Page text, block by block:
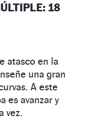
18
atasco en la
una gran
A este
es avanzar y
vez.